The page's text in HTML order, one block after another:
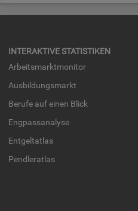
IN­TER­AK­TI­VE STA­TIS­TI­KEN
Ar­beits­markt­mo­ni­tor
Aus­bil­dungs­markt
Be­ru­fe auf einen Blick
Eng­pass­ana­ly­se
Ent­gel­t­at­las
Pend­ler­at­las